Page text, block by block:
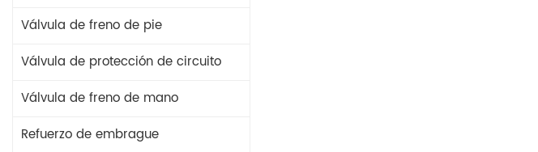
Válvula de freno de pie
Válvula de protección de circuito
Válvula de freno de mano
Refuerzo de embrague